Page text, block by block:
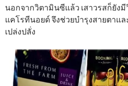
นอกจากวิตามินซีแล้ว เสาวรสก็ยังมี
แคโรทีนอยด์ จึงช่วยบำรุงสายตาแ
เปล่งปลั่ง